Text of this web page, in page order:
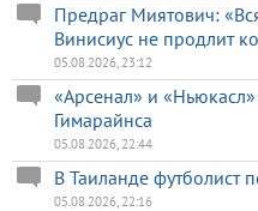
Предраг Миятович:
Винисиус не продлит
05.08.2026, 23:12
«Арсенал» и
Гимарайнса
05.08.2026, 22:44
В Таиланде футболист
05.08.2026, 22:16